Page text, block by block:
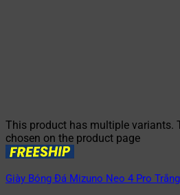
This product has multiple variants.
chosen on the product page
Giày Bóng Đá Mizuno Neo 4 Pro